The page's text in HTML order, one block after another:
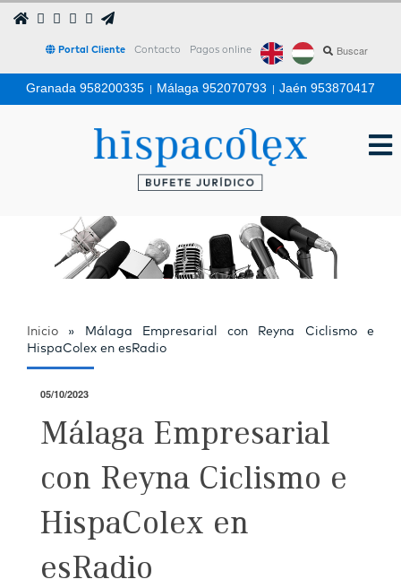
Portal Cliente Contacto Pagos online
Granada 958200335 | Málaga 952070793 | Jaén 953870417
Inicio »
Málaga Empresarial con Reyna Ciclismo e
HispaColex en esRadio
05/10/2023
Málaga Empresarial
con Reyna Ciclismo e
HispaColex en
esRadio